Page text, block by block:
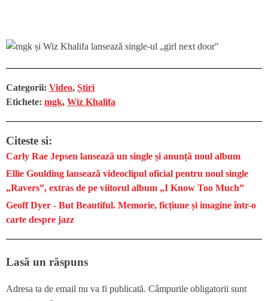
Categorii: Video, Știri
Etichete: mgk, Wiz Khalifa
Citeste si:
Carly Rae Jepsen lansează un single și anunță noul album
Ellie Goulding lansează videoclipul oficial pentru noul single
„Ravers”, extras de pe viitorul album „I Know Too Much”
Geoff Dyer - But Beautiful. Memorie, ficțiune și imagine într-o
carte despre jazz
Lasă un răspuns
Adresa ta de email nu va fi publicată. Câmpurile obligatorii sunt